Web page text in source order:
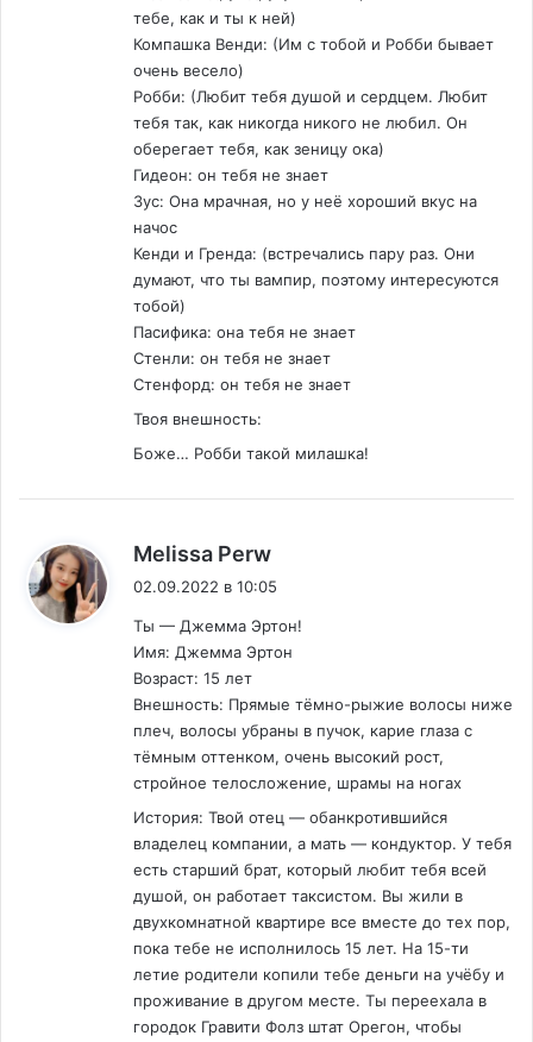
тебе, как и ты к ней)
Компашка Венди: (Им с тобой и Робби бывает
очень весело)
Робби: (Любит тебя душой и сердцем. Любит
тебя так, как никогда никого не любил. Он
оберегает тебя, как зеницу ока)
Гидеон: он тебя не знает
Зус: Она мрачная, но у неё хороший вкус на
начос
Кенди и Гренда: (встречались пару раз. Они
думают, что ты вампир, поэтому интересуются
тобой)
Пасифика: она тебя не знает
Стенли: он тебя не знает
Стенфорд: он тебя не знает
Твоя внешность:
Боже… Робби такой милашка!
Melissa Perw
02.09.2022 в 10:05
Ты — Джемма Эртон!
Имя: Джемма Эртон
Возраст: 15 лет
Внешность: Прямые тёмно-рыжие волосы ниже
плеч, волосы убраны в пучок, карие глаза с
тёмным оттенком, очень высокий рост,
стройное телосложение, шрамы на ногах
История: Твой отец — обанкротившийся
владелец компании, а мать — кондуктор. У тебя
есть старший брат, который любит тебя всей
душой, он работает таксистом. Вы жили в
двухкомнатной квартире все вместе до тех пор,
пока тебе не исполнилось 15 лет. На 15-ти
летие родители копили тебе деньги на учёбу и
проживание в другом месте. Ты переехала в
городок Гравити Фолз штат Орегон, чтобы